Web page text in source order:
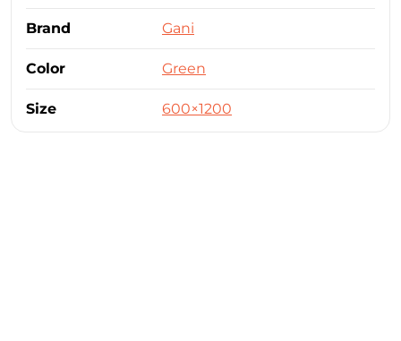
Brand Gani
Color Green
Size 600×1200